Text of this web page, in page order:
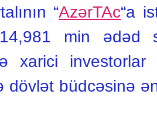
“AzərTAc“a
min ədəd
xarici investorlar
büdcəsinə